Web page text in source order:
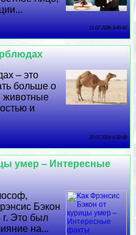
21 07 2026 3:45:42
– это
больше о
животные
и
20 07 2026 6:32:48
умер – Интересные
Бэкон
г. Это был
на...